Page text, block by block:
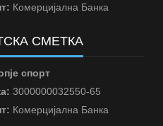
Комерцијална Банка
СМЕТКА
спорт
3000000032550-65
Комерцијална Банка